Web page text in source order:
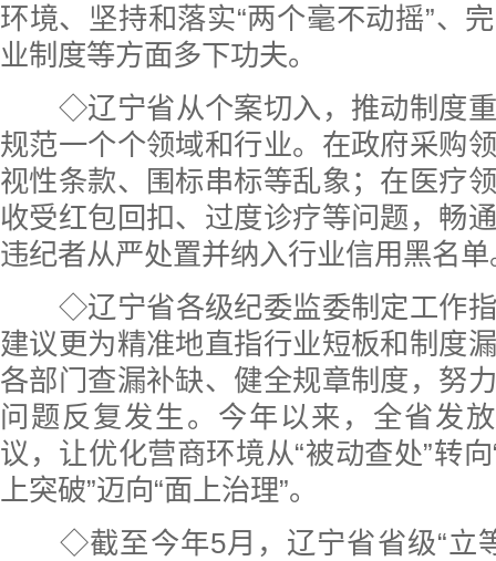
环境、坚持和落实“两个毫不动摇”、
业制度等方面多下功夫。
◇辽宁省从个案切入，推动制度
规范一个个领域和行业。在政府采购
视性条款、围标串标等乱象；在医疗
收受红包回扣、过度诊疗等问题，畅
违纪者从严处置并纳入行业信用黑名单
◇辽宁省各级纪委监委制定工作
建议更为精准地直指行业短板和制度
各部门查漏补缺、健全规章制度，努
问题反复发生。今年以来，全省发
议，让优化营商环境从“被动查处”转
上突破”迈向“面上治理”。
◇截至今年5月，辽宁省省级“立